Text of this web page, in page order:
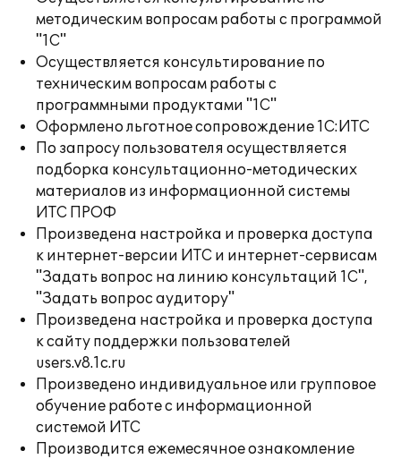
методическим вопросам работы с программой
"1С"
Осуществляется консультирование по
техническим вопросам работы с
программными продуктами "1С"
Оформлено льготное сопровождение 1С:ИТС
По запросу пользователя осуществляется
подборка консультационно-методических
материалов из информационной системы
ИТС ПРОФ
Произведена настройка и проверка доступа
к интернет-версии ИТС и интернет-сервисам
"Задать вопрос на линию консультаций 1С",
"Задать вопрос аудитору"
Произведена настройка и проверка доступа
к сайту поддержки пользователей
users.v8.1c.ru
Произведено индивидуальное или групповое
обучение работе с информационной
системой ИТС
Производится ежемесячное ознакомление